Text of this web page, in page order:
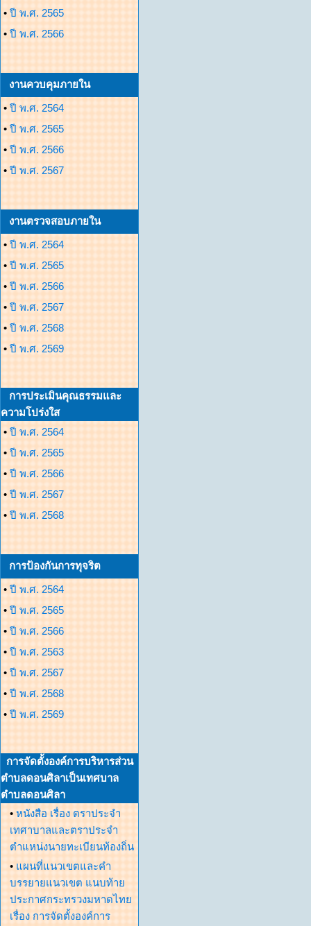
• ปี พ.ศ. 2565
• ปี พ.ศ. 2566
งานควบคุมภายใน
• ปี พ.ศ. 2564
• ปี พ.ศ. 2565
• ปี พ.ศ. 2566
• ปี พ.ศ. 2567
งานตรวจสอบภายใน
• ปี พ.ศ. 2564
• ปี พ.ศ. 2565
• ปี พ.ศ. 2566
• ปี พ.ศ. 2567
• ปี พ.ศ. 2568
• ปี พ.ศ. 2569
การประเมินคุณธรรมและ
ความโปร่งใส
• ปี พ.ศ. 2564
• ปี พ.ศ. 2565
• ปี พ.ศ. 2566
• ปี พ.ศ. 2567
• ปี พ.ศ. 2568
การป้องกันการทุจริต
• ปี พ.ศ. 2564
• ปี พ.ศ. 2565
• ปี พ.ศ. 2566
• ปี พ.ศ. 2563
• ปี พ.ศ. 2567
• ปี พ.ศ. 2568
• ปี พ.ศ. 2569
การจัดตั้งองค์การบริหารส่วน
ตำบลดอนศิลาเป็นเทศบาล
ตำบลดอนศิลา
• หนังสือ เรื่อง ตราประจำ
เทศาบาลและตราประจำ
ตำแหน่งนายทะเบียนท้องถิ่น
• แผนที่แนวเขตและคำ
บรรยายแนวเขต แนบท้าย
ประกาศกระทรวงมหาดไทย
เรื่อง การจัดตั้งองค์การ